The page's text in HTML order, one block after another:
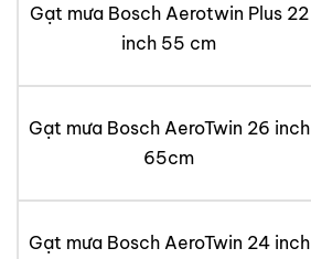
Gạt mưa Bosch Aerotwin Plus 22
inch 55 cm
Gạt mưa Bosch AeroTwin 26 inch
65cm
Gạt mưa Bosch AeroTwin 24 inch